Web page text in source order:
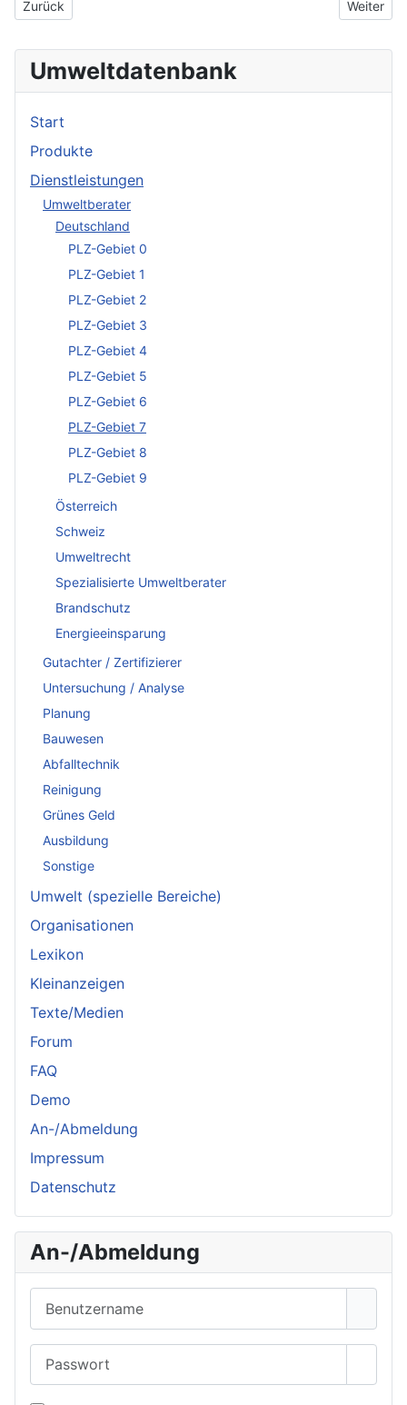
Vorheriger Beitrag: Institut für Umweltmedizin und
Zurück Nächster
Weiter
Umweltdatenbank
Start
Produkte
Dienstleistungen
Umweltberater
Deutschland
PLZ-Gebiet 0
PLZ-Gebiet 1
PLZ-Gebiet 2
PLZ-Gebiet 3
PLZ-Gebiet 4
PLZ-Gebiet 5
PLZ-Gebiet 6
PLZ-Gebiet 7
PLZ-Gebiet 8
PLZ-Gebiet 9
Österreich
Schweiz
Umweltrecht
Spezialisierte Umweltberater
Brandschutz
Energieeinsparung
Gutachter / Zertifizierer
Untersuchung / Analyse
Planung
Bauwesen
Abfalltechnik
Reinigung
Grünes Geld
Ausbildung
Sonstige
Umwelt (spezielle Bereiche)
Organisationen
Lexikon
Kleinanzeigen
Texte/Medien
Forum
FAQ
Demo
An-/Abmeldung
Impressum
Datenschutz
An-/Abmeldung